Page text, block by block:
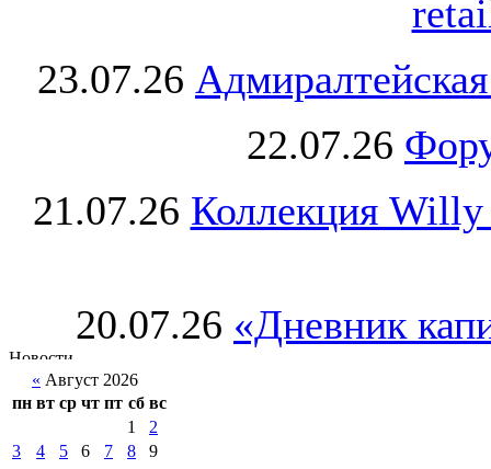
23.07.26
22.07.26
21.07.26 Коллекция Willy
20.07.26 «Дневник
« Август 2026
пн вт ср чт пт сб вс
1
2
3
4 5 6 7 8
9